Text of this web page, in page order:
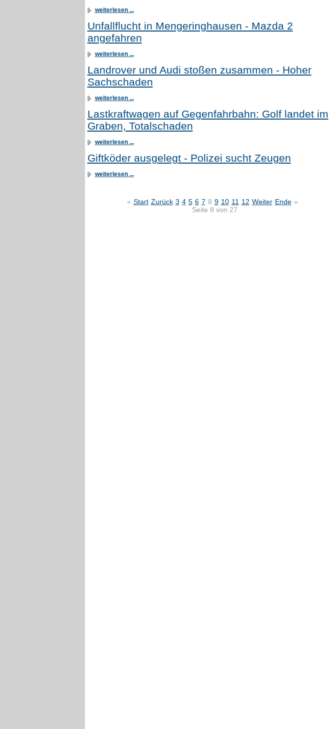
weiterlesen ...
Unfallflucht in Mengeringhausen - Mazda 2
angefahren
weiterlesen ...
Landrover und Audi stoßen zusammen - Hoher
Sachschaden
weiterlesen ...
Lastkraftwagen auf Gegenfahrbahn: Golf landet im
Graben, Totalschaden
weiterlesen ...
Giftköder ausgelegt - Polizei sucht Zeugen
weiterlesen ...
« Start Zurück 3 4 5 6 7 8 9 10 11 12 Weiter Ende »
Seite 8 von 27